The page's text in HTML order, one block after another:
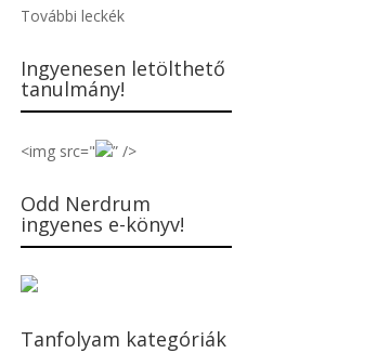
További leckék
Ingyenesen letölthető
tanulmány!
<img src=" ” />
Odd Nerdrum
ingyenes e-könyv!
Tanfolyam kategóriák